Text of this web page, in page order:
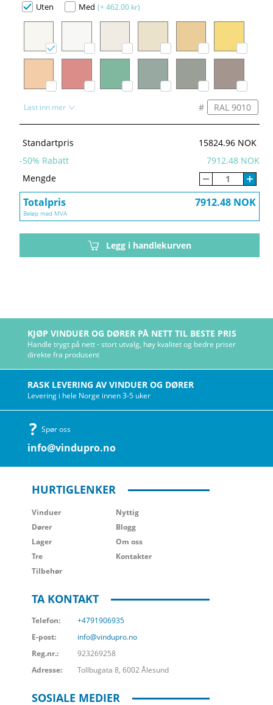
Uten Med (+ 462.00 kr)
Last inn mer #
Standartpris
15824.96 NOK
-50% Rabatt
7912.48 NOK
Mengde
Totalpris 7912.48 NOK
Beløp med MVA
Legg i handlekurven
KJØP VINDUER OG DØRER PÅ NETT TIL BESTE PRIS
Handle trygt på nett - stort utvalg, høy kvalitet og bedre priser
direkte fra produsent
RASK LEVERING AV VINDUER OG DØRER
Levering i hele Norge innen 3-5 uker
Spør oss
info@vindupro.no
HURTIGLENKER
Vinduer
Dører
Lager
Tre
Tilbehør
Nyttig
Blogg
Om oss
Kontakter
TA KONTAKT
Telefon:
+4791906935
E-post:
info@vindupro.no
Reg.nr.:
923269258
Adresse:
Tollbugata 8, 6002 Ålesund
SOSIALE MEDIER